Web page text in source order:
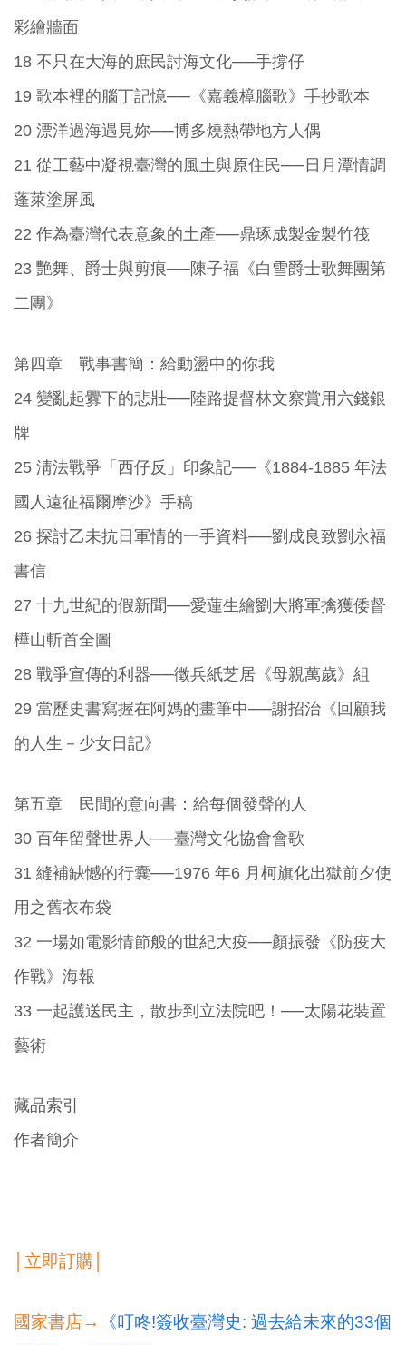
彩繪牆面
18 不只在大海的庶民討海文化──手撐仔
19 歌本裡的腦丁記憶──《嘉義樟腦歌》手抄歌本
20 漂洋過海遇見妳──博多燒熱帶地方人偶
21 從工藝中凝視臺灣的風土與原住民──日月潭情調
蓬萊塗屏風
22 作為臺灣代表意象的土產──鼎琢成製金製竹筏
23 艷舞、爵士與剪痕──陳子福《白雪爵士歌舞團第
二團》
第四章 戰事書簡：給動盪中的你我
24 變亂起釁下的悲壯──陸路提督林文察賞用六錢銀
牌
25 淸法戰爭「西仔反」印象記──《1884-1885 年法
國人遠征福爾摩沙》手稿
26 探討乙未抗日軍情的一手資料──劉成良致劉永福
書信
27 十九世紀的假新聞──愛蓮生繪劉大將軍擒獲倭督
樺山斬首全圖
28 戰爭宣傳的利器──徵兵紙芝居《母親萬歲》組
29 當歷史書寫握在阿媽的畫筆中──謝招治《回顧我
的人生－少女日記》
第五章 民間的意向書：給每個發聲的人
30 百年留聲世界人──臺灣文化協會會歌
31 縫補缺憾的行囊──1976 年6 月柯旗化出獄前夕使
用之舊衣布袋
32 一場如電影情節般的世紀大疫──顏振發《防疫大
作戰》海報
33 一起護送民主，散步到立法院吧！──太陽花裝置
藝術
藏品索引
作者簡介
│立即訂購│
國家書店→
《叮咚!簽收臺灣史: 過去給未來的33個